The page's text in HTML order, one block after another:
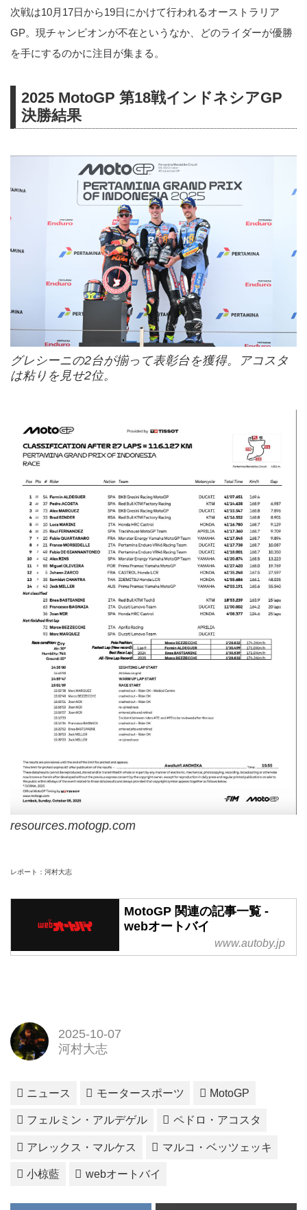
次戦は10月17日から19日にかけて行われるオーストラリア
GP。現チャンピオンが不在というなか、どのライダーが優勝
を手にするのかに注目が集まる。
2025 MotoGP 第18戦インドネシアGP
決勝結果
グレシーニの2台が揃って表彰台を獲得。アコスタ
は粘りを見せ2位。
resources.motogp.com
レポート：河村大志
MotoGP 関連の記事一覧 -
webオートバイ
www.autoby.jp
2025-10-07
河村大志
ニュース モータースポーツ MotoGP
フェルミン・アルデゲル ペドロ・アコスタ
アレックス・マルケス マルコ・ベッツェッキ
小椋藍 webオートバイ